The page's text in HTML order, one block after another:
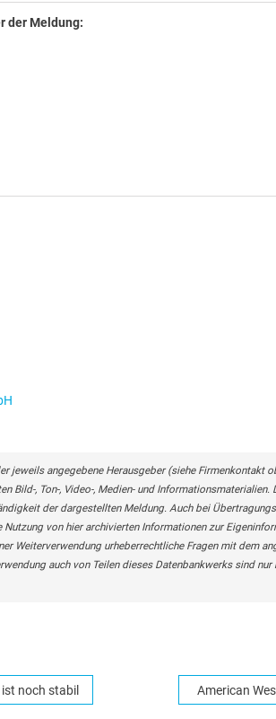
der Meldung:
jeweils angegebene Herausgeber (siehe Firmenkontakt
Bild-, Ton-, Video-, Medien- und
der dargestellten Meldung. Auch bei
von hier archivierten Informationen zur
Weiterverwendung urheberrechtliche Fragen mit dem
auch von Teilen dieses Datenbankwerks sind
noch stabil
American